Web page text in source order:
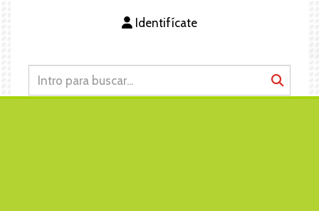
Identifícate